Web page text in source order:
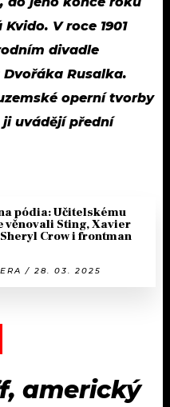
V roce 1901
divadle
Rusalka.
operní tvorby
uvádějí přední
pódia: Učitelskému
věnovali Sting, Xavier
Crow i frontman
/ 28. 03. 2025
americký